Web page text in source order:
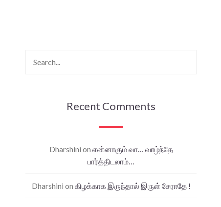
Recent Comments
Dharshini on என்னாகும் வா… வாழ்ந்தே
பார்த்திடலாம்…
Dharshini on கிழக்காக இருந்தால் இருள் சேராதே !